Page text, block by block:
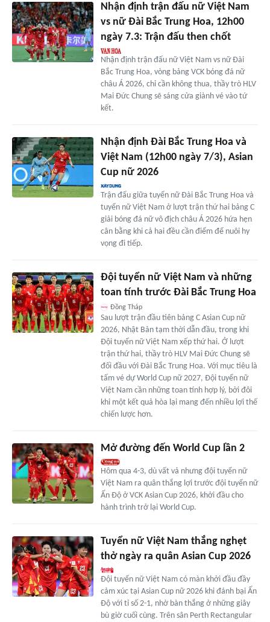
Nhận định trận đấu nữ Việt Nam
vs nữ Đài Bắc Trung Hoa, 12h00
ngày 7.3: Trận đấu then chốt
Nhận định trận đấu nữ Việt Nam vs nữ Đài
Bắc Trung Hoa, vòng bảng VCK bóng đá nữ
châu Á 2026, chỉ cần không thua, thầy trò HLV
Mai Đức Chung sẽ sáng cửa giành vé vào tứ
kết.
Nhận định Đài Bắc Trung Hoa và
Việt Nam (12h00 ngày 7/3), Asian
Cup nữ 2026
Trận đấu giữa tuyển nữ Đài Bắc Trung Hoa và
tuyển nữ Việt Nam ở lượt trận thứ hai bảng C
giải bóng đá nữ vô địch châu Á 2026 hứa hẹn
cân bằng khi cả hai đều cần điểm để nuôi hy
vọng đi tiếp.
Đội tuyển nữ Việt Nam và những
toan tính trước Đài Bắc Trung Hoa
Đồng Tháp
Sau lượt trận đầu tiên bảng C Asian Cup nữ
2026, Nhật Bản tạm thời dẫn đầu, trong khi
Đội tuyển nữ Việt Nam xếp thứ hai. Ở lượt
trận thứ hai, thầy trò HLV Mai Đức Chung sẽ
đối đầu với Đài Bắc Trung Hoa. Với mục tiêu là
tấm vé dự World Cup nữ 2027, Đội tuyển nữ
Việt Nam cần những toan tính hợp lý, bởi đôi
khi một kết quả hòa lại mang đến nhiều lợi thế
chiến lược hơn.
Mở đường đến World Cup lần 2
Hôm qua 4-3, dù vất vả nhưng đội tuyển nữ
Việt Nam ra quân thắng lợi trước đội tuyển nữ
Ấn Độ ở VCK Asian Cup 2026, khởi đầu cho
hành trình trở lại World Cup.
Tuyển nữ Việt Nam thắng nghẹt
thở ngày ra quân Asian Cup 2026
Đội tuyển nữ Việt Nam có màn khởi đầu đầy
cảm xúc tại Asian Cup nữ 2026 khi đánh bại Ấn
Độ với tỉ số 2-1, nhờ bàn thắng ở những giây
bù giờ cuối cùng. Trên sân Perth Rectangular